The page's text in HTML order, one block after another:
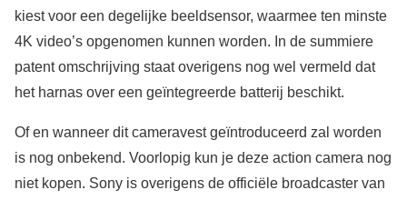
kiest voor een degelijke beeldsensor, waarmee ten minste
4K video’s opgenomen kunnen worden. In de summiere
patent omschrijving staat overigens nog wel vermeld dat
het harnas over een geïntegreerde batterij beschikt.
Of en wanneer dit cameravest geïntroduceerd zal worden
is nog onbekend. Voorlopig kun je deze action camera nog
niet kopen. Sony is overigens de officiële broadcaster van